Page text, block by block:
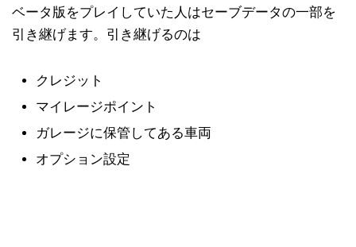
ベータ版をプレイしていた人はセーブデータの一部を
引き継げます。引き継げるのは
クレジット
マイレージポイント
ガレージに保管してある車両
オプション設定